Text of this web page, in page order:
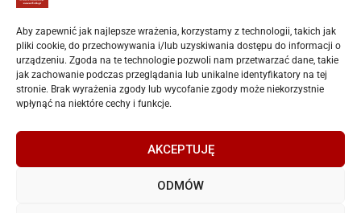
Aby zapewnić jak najlepsze wrażenia, korzystamy z technologii, takich jak
pliki cookie, do przechowywania i/lub uzyskiwania dostępu do informacji o
urządzeniu. Zgoda na te technologie pozwoli nam przetwarzać dane, takie
jak zachowanie podczas przeglądania lub unikalne identyfikatory na tej
stronie. Brak wyrażenia zgody lub wycofanie zgody może niekorzystnie
wpłynąć na niektóre cechy i funkcje.
AKCEPTUJĘ
ODMÓW
POBIERZ FORMULARZ
REKRUTACYJNY
Chcesz wiedzieć więcej?
Poznać terminy?
ZADZWOŃ:
533 180 588
Warsztaty realizowane w ramach projektu „RÓWNI choć RÓŻNI – program działań